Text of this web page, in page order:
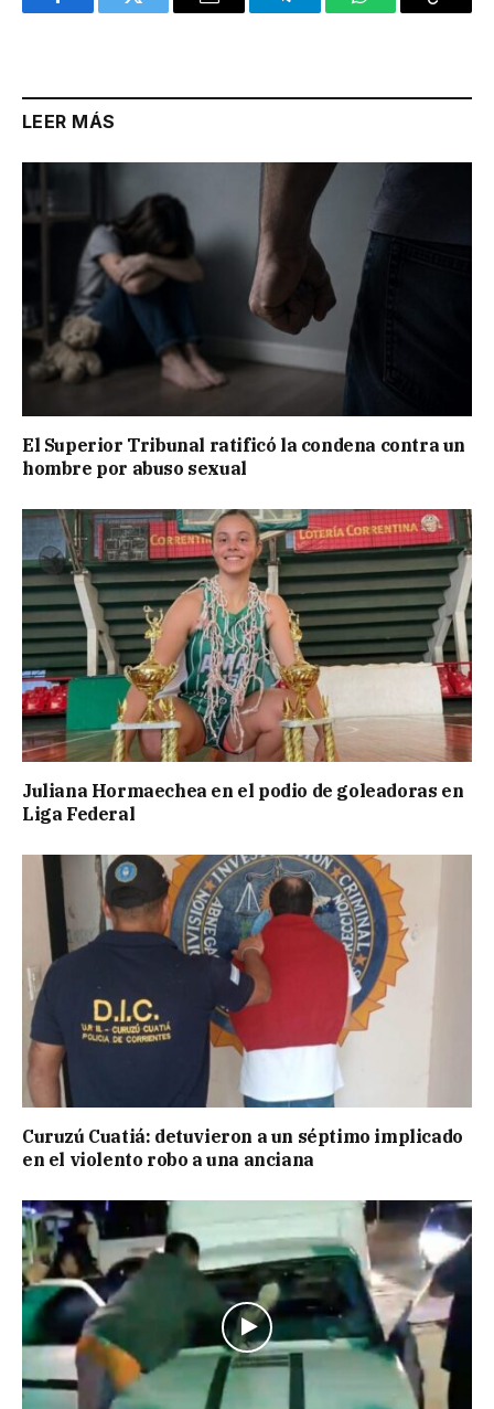
FacebookTwitter Email TelegramWhatsAppCopy
LEER MÁS
El Superior Tribunal ratificó la condena contra un
hombre por abuso sexual
Juliana Hormaechea en el podio de goleadoras en
Liga Federal
Curuzú Cuatiá: detuvieron a un séptimo implicado
en el violento robo a una anciana